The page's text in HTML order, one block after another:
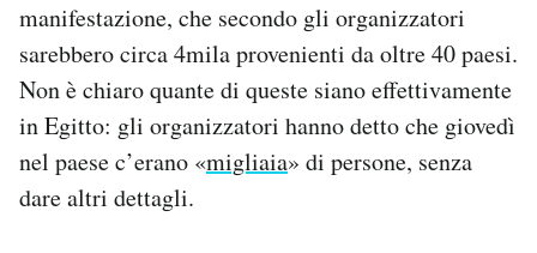
manifestazione, che secondo gli organizzatori
sarebbero circa 4mila provenienti da oltre 40 paesi.
Non è chiaro quante di queste siano effettivamente
in Egitto: gli organizzatori hanno detto che giovedì
nel paese c’erano «migliaia» di persone, senza
dare altri dettagli.